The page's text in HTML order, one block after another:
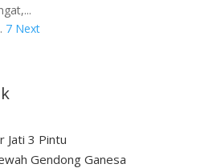
7 Next
Jati 3 Pintu
Gendong Ganesa